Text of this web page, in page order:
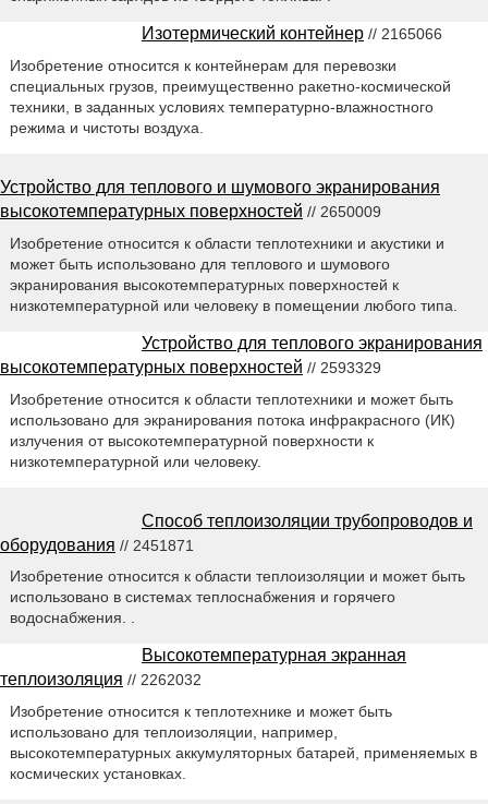
Изотермический контейнер // 2165066
Изобретение относится к контейнерам для перевозки
специальных грузов, преимущественно ракетно-космической
техники, в заданных условиях температурно-влажностного
режима и чистоты воздуха.
Устройство для теплового и шумового экранирования
высокотемпературных поверхностей // 2650009
Изобретение относится к области теплотехники и акустики и
может быть использовано для теплового и шумового
экранирования высокотемпературных поверхностей к
низкотемпературной или человеку в помещении любого типа.
Устройство для теплового экранирования
высокотемпературных поверхностей // 2593329
Изобретение относится к области теплотехники и может быть
использовано для экранирования потока инфракрасного (ИК)
излучения от высокотемпературной поверхности к
низкотемпературной или человеку.
Способ теплоизоляции трубопроводов и
оборудования // 2451871
Изобретение относится к области теплоизоляции и может быть
использовано в системах теплоснабжения и горячего
водоснабжения. .
Высокотемпературная экранная
теплоизоляция // 2262032
Изобретение относится к теплотехнике и может быть
использовано для теплоизоляции, например,
высокотемпературных аккумуляторных батарей, применяемых в
космических установках.